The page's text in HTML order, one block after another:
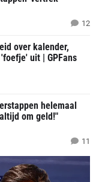
12
over kalender,
uit | GPFans
helemaal
om geld!"
11